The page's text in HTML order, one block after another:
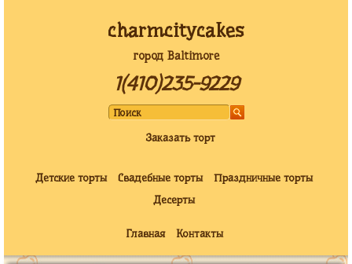
charmcitycakes
город Baltimore
1(410)235-9229
Заказать торт
Детские торты Свадебные торты
Праздничные торты
Десерты
Главная Контакты